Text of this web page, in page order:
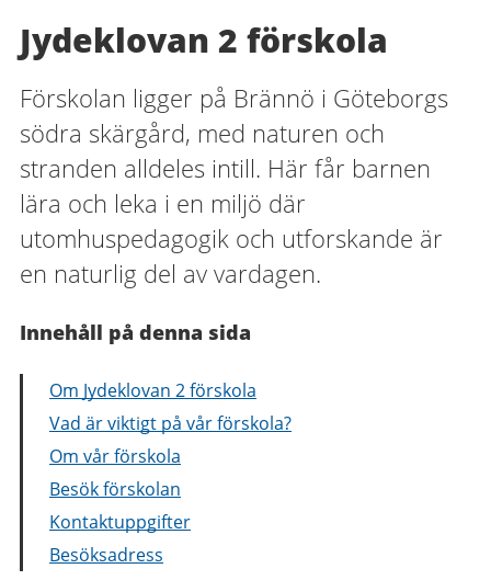
Jydeklovan 2 förskola
Förskolan ligger på Brännö i Göteborgs
södra skärgård, med naturen och
stranden alldeles intill. Här får barnen
lära och leka i en miljö där
utomhuspedagogik och utforskande är
en naturlig del av vardagen.
Innehåll på denna sida
Om Jydeklovan 2 förskola
Vad är viktigt på vår förskola?
Om vår förskola
Besök förskolan
Kontaktuppgifter
Besöksadress